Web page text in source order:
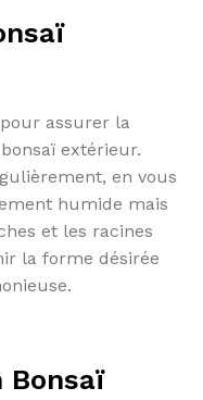
assurer la
extérieur.
en vous
humide mais
et les racines
la forme désirée
Bonsaï